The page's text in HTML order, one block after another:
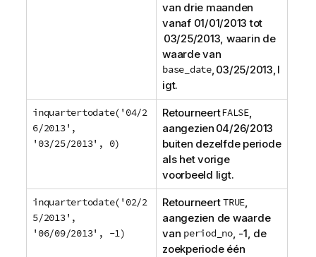
van drie maanden
vanaf 01/01/2013 tot
03/25/2013, waarin de
waarde van
base_date, 03/25/2013, l
igt.
inquartertodate('04/2
6/2013',
'03/25/2013', 0)
RetourneertFALSE,
aangezien 04/26/2013
buiten dezelfde periode
als het vorige
voorbeeld ligt.
inquartertodate('02/2
5/2013',
'06/09/2013', -1)
RetourneertTRUE,
aangezien de waarde
van period_no, -1, de
zoekperiode één